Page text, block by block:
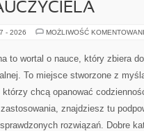
- 2026 MOŻLIWOŚĆ
to wortal o nauce, który zbiera
To miejsce stworzone z
chcą opanować
znajdziesz tu
rozwiązań. Dobre